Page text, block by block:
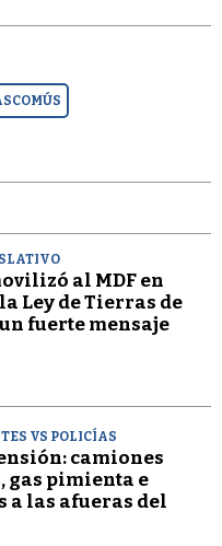
al MDF en
Ley de Tierras de
fuerte mensaje
VS POLICÍAS
camiones
gas pimienta e
a las afueras del